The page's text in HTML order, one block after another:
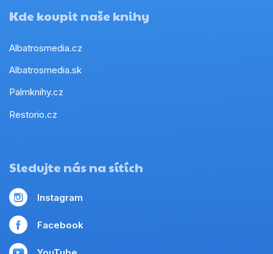
Kde koupit naše knihy
Albatrosmedia.cz
Albatrosmedia.sk
Palmknihy.cz
Restorio.cz
Sledujte nás na sítích
Instagram
Facebook